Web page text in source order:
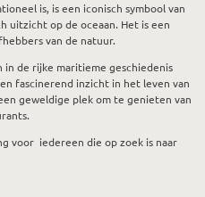
is, is een iconisch symbool van
uitzicht op de oceaan. Het is een
van de natuur.
de rijke maritieme geschiedenis
fascinerend inzicht in het leven van
geweldige plek om te genieten van
voor iedereen die op zoek is naar